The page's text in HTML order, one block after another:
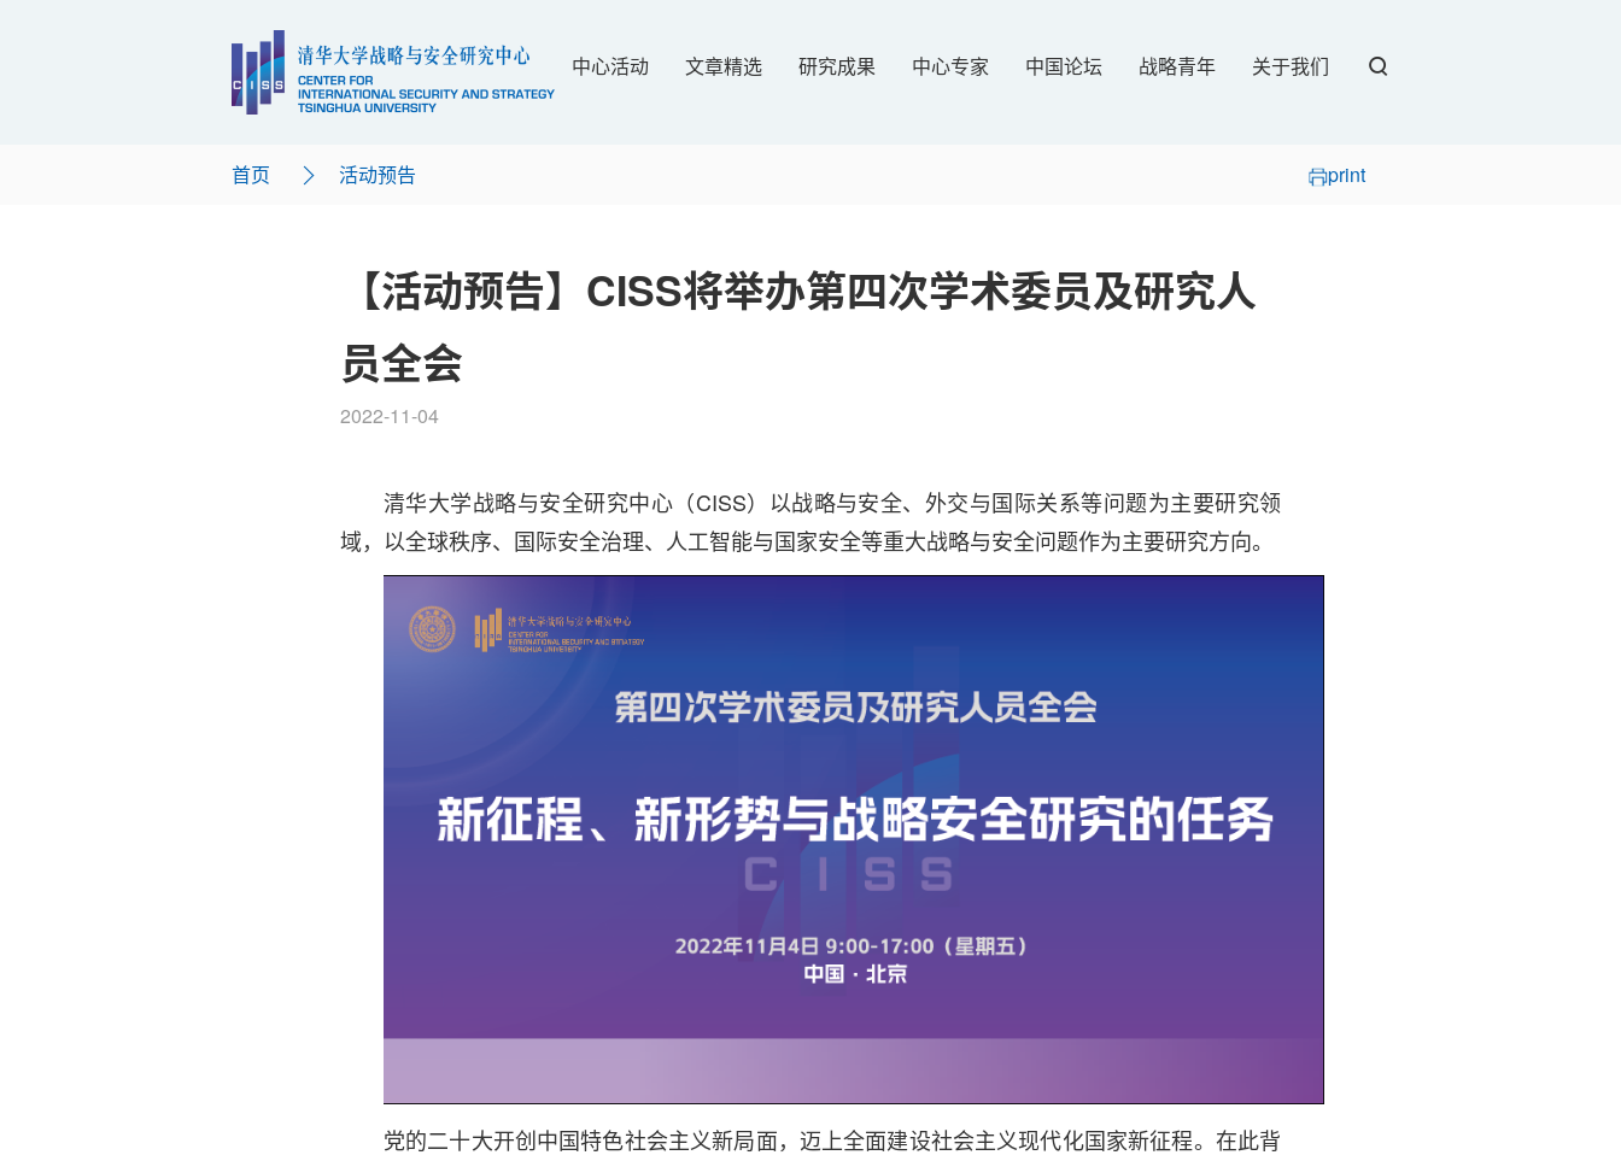
中心活动 文章精选 研究成果 中心专家 中国论坛 战略青年 关于我们
首页 活动预告 print
【活动预告】CISS将举办第四次学术委员及研究人
员全会
2022-11-04
清华大学战略与安全研究中心（CISS）以战略与安全、外交与国际关系等问题为主要研究领
域，以全球秩序、国际安全治理、人工智能与国家安全等重大战略与安全问题作为主要研究方向。
党的二十大开创中国特色社会主义新局面，迈上全面建设社会主义现代化国家新征程。在此背